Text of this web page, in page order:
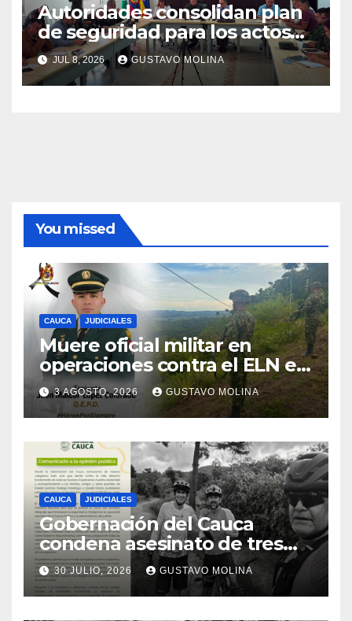
Autoridades consolidan plan
de seguridad para los actos
conmemorativos del 20 de
julio
JUL 8, 2026 GUSTAVO MOLINA
You missed
CAUCA JUDICIALES
Muere oficial militar en
operaciones contra el ELN en
el sur del Cauca
3 AGOSTO, 2026 GUSTAVO MOLINA
CAUCA JUDICIALES
Gobernación del Cauca
condena asesinato de tres
ciudadanos y exige medidas
urgentes al Gobierno
Nacional
30 JULIO, 2026 GUSTAVO MOLINA